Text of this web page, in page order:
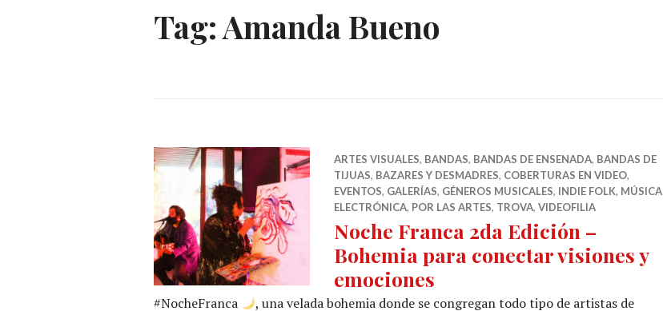
Tag:Amanda Bueno
ARTES VISUALES, BANDAS, BANDAS DE ENSENADA, BANDAS DE
TIJUAS, BAZARES Y DESMADRES, COBERTURAS EN VIDEO,
EVENTOS, GALERÍAS, GÉNEROS MUSICALES, INDIE FOLK, MÚSICA
ELECTRÓNICA, POR LAS ARTES, TROVA, VIDEOFILIA
Noche Franca 2da Edición –
Bohemia para conectar visiones y
emociones
#NocheFranca
, una velada bohemia donde se congregan todo tipo de artistas de